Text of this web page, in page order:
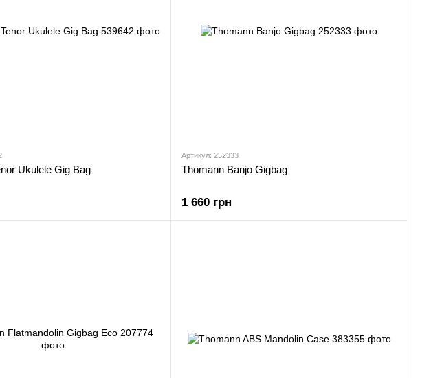
Ukulele Gig Bag
Артикул: 252333
Thomann Banjo Gigbag
1 660 грн